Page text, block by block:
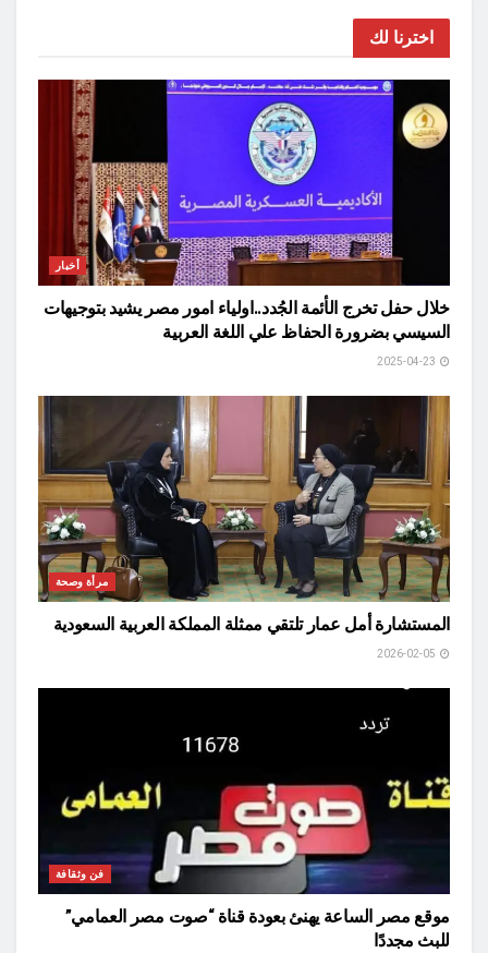
اخترنا لك
أخبار
خلال حفل تخرج الأئمة الجُدد..اولياء امور مصر يشيد بتوجيهات
السيسي بضرورة الحفاظ علي اللغة العربية
مرأة وصحة
المستشارة أمل عمار تلتقي ممثلة المملكة العربية السعودية
فن وثقافة
موقع مصر الساعة يهنئ بعودة قناة “صوت مصر العمامي”
للبث مجددًا